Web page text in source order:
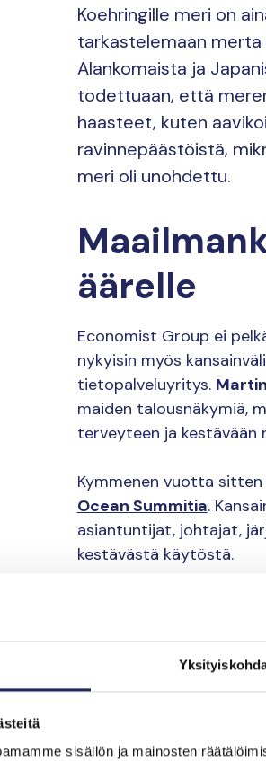
sisällön ja mainosten
Koehringille meri on
tarkastelemaan merta
Alankomaista ja
todettuaan, että
haasteet, kuten
ravinnepäästöistä,
meri oli unohdettu.
äärelle
Economist Group ei
nykyisin myös
tietopalveluyritys.
maiden talousnäkymiä,
terveyteen ja
Kymmenen vuotta
Ocean Summitia.
asiantuntijat, johtajat,
kestävästä käytöstä.
merien elinvoimaisuus
World Ocean Initiative
ja päästöihin,
hyödyntää merta.